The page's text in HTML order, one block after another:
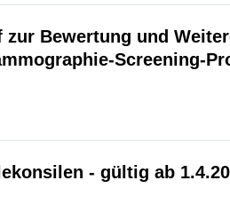
zur Bewertung und
Screening-
- gültig ab